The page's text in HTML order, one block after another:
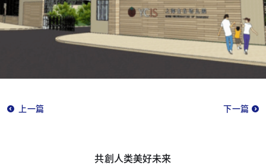
上一篇 下一篇
共創人类美好未来